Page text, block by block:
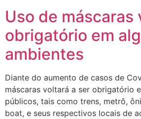
Uso de máscaras
obrigatório em
ambientes
Diante do aumento de casos de
máscaras voltará a ser obrigatório
públicos, tais como trens, metrô,
boat, e seus respectivos locais de